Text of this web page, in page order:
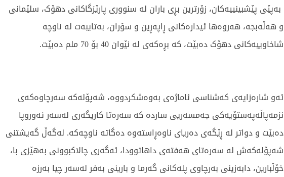
بەپێی پێشبینییەکان، زۆرترین بڕی باران لە سنووری پارێزگاکانی دهۆک، سلێمانی
و هەڵەبجە، هەروەها ئیدارەکانی ڕاپەڕین و سۆران، بەتایبەت لە ناوچە
شاخاوییەکانی دهۆک دەبێت، کە بڕەکەی لە نێوان 40 بۆ 70 ملم دەبێت.
ئەو شارەزایەی کەشناسی ئاماژەی بەوەشکردووە، شەپۆلەکە سەرچاوەکەی
نزمەپاڵەپەستۆیەکی جەمسەریی ساردە کە سەرەتا کاریگەری لەسەر ئەوروپا
دەبێت و دواتر لە ڕێگەی دەریای ناوەڕاستەوە دەگاتە ناوچەکە. لەگەڵ گەیشتنی
شەپۆلەکەش لە سەرەتای هەفتەی داهاتوودا، ئەگەری چالاکبوونی بەهێزی با،
خۆڵبارین، دابەزینی بەرچاوی پلەکانی گەرما و بارینی بەفر لەسەر چیا بەرزە